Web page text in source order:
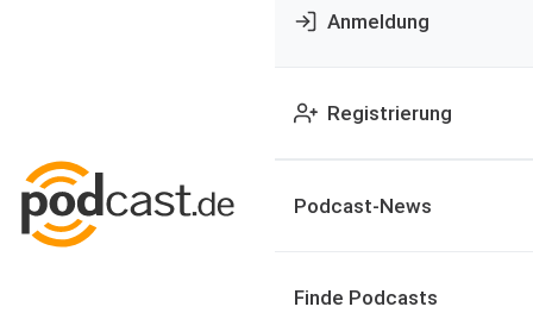
Anmeldung
Registrierung
Podcast-News
Finde Podcasts